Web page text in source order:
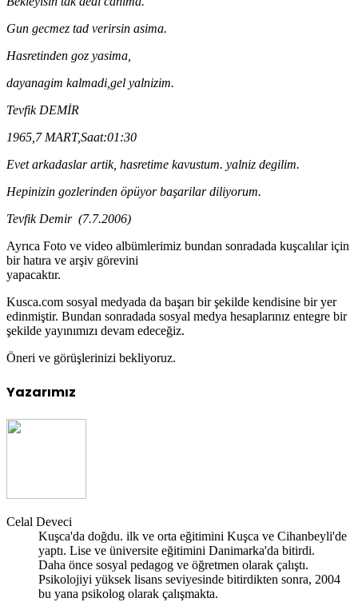
Gun gecmez tad verirsin asima.
Hasretinden goz yasima,
dayanagim kalmadi,gel yalnizim.
Tevfik DEMİR
1965,7 MART,Saat:01:30
Evet arkadaslar artik, hasretime kavustum. yalniz degilim.
Hepinizin gozlerinden öpüyor başarilar diliyorum.
Tevfik Demir (7.7.2006)
Ayrıca Foto ve video albümlerimiz bundan sonradada kuşcalılar için
bir hatıra ve arşiv görevini
yapacaktır.
Kusca.com sosyal medyada da başarı bir şekilde kendisine bir yer
edinmiştir. Bundan sonradada sosyal medya hesaplarınız entegre bir
şekilde yayınımızı devam edeceğiz.
Öneri ve görüşlerinizi bekliyoruz.
Yazarımız
Celal Deveci
Kuşca'da doğdu. ilk ve orta eğitimini Kuşca ve Cihanbeyli'de
yaptı. Lise ve üniversite eğitimini Danimarka'da bitirdi.
Daha önce sosyal pedagog ve öğretmen olarak çalıştı.
Psikolojiyi yüksek lisans seviyesinde bitirdikten sonra, 2004
bu yana psikolog olarak çalışmakta.